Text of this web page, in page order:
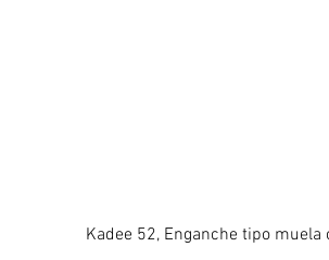
Kadee 52, Enganche tipo